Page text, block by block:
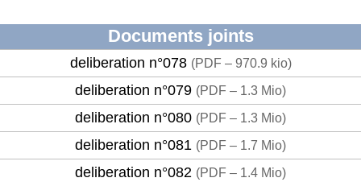
Documents joints
deliberation n°078 (PDF – 970.9 kio)
deliberation n°079 (PDF – 1.3 Mio)
deliberation n°080 (PDF – 1.3 Mio)
deliberation n°081 (PDF – 1.7 Mio)
deliberation n°082 (PDF – 1.4 Mio)